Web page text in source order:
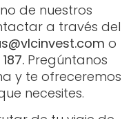
de nuestros
a través del
o
Pregúntanos
y te ofreceremos
necesites.